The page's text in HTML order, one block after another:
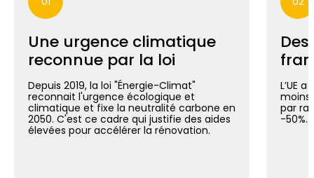
Une urgence climatique
reconnue par la loi
Depuis 2019, la loi "Énergie-Climat"
reconnait l'urgence écologique et
climatique et fixe la neutralité carbone en
2050. C'est ce cadre qui justifie des aides
élevées pour accélérer la rénovation.
L’UE
moins
par
-50%.